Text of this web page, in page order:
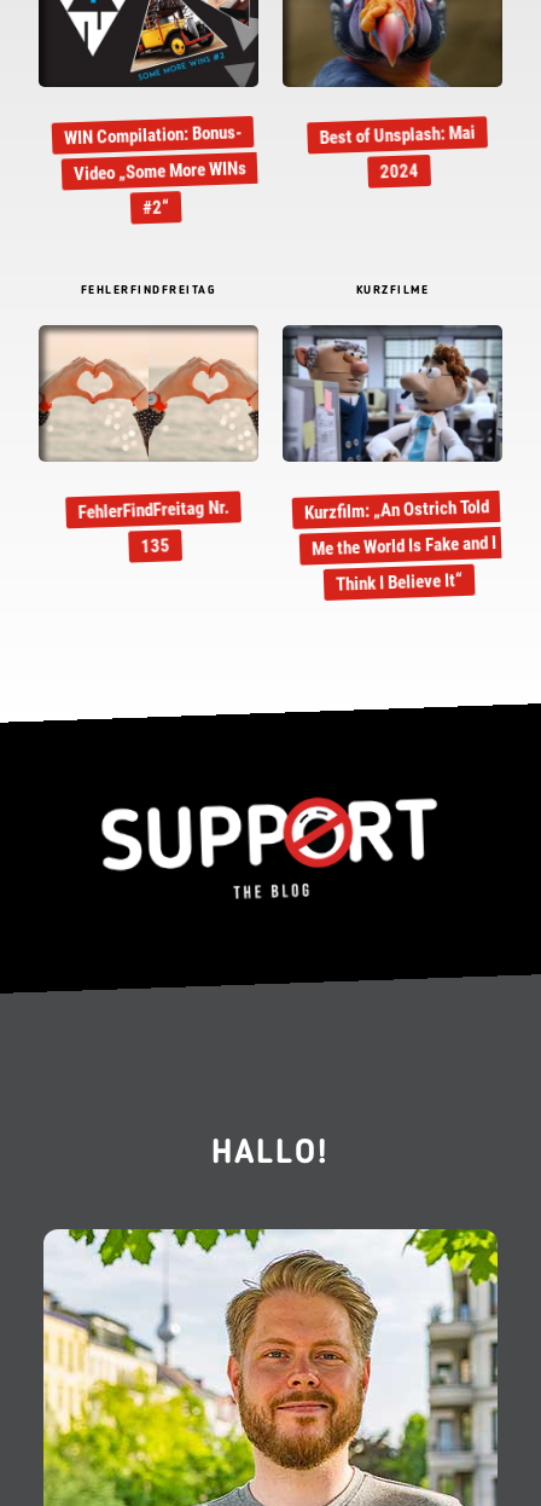
WIN Compilation: Bonus-
Video „Some More WINs
#2“
Best of Unsplash: Mai
2024
FEHLERFINDFREITAG
FehlerFindFreitag Nr.
135
KURZFILME
Kurzfilm: „An Ostrich Told
Me the World Is Fake and I
Think I Believe It“
HALLO!